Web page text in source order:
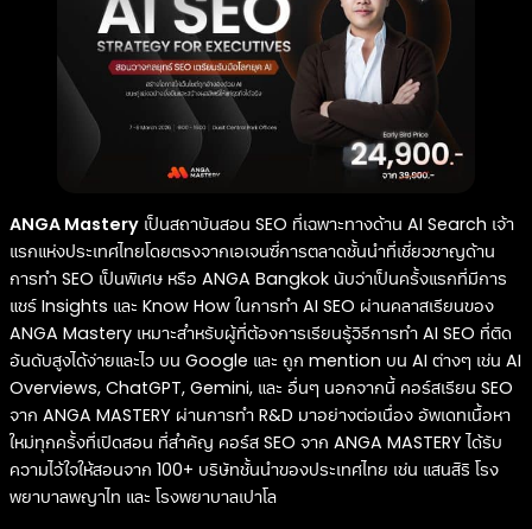
ANGA Mastery เป็นสถาบันสอน SEO ที่เฉพาะทางด้าน AI Search เจ้า
แรกแห่งประเทศไทยโดยตรงจากเอเจนซี่การตลาดชั้นนำที่เชี่ยวชาญด้าน
การทำ SEO เป็นพิเศษ หรือ ANGA Bangkok นับว่าเป็นครั้งแรกที่มีการ
แชร์ Insights และ Know How ในการทำ AI SEO ผ่านคลาสเรียนของ
ANGA Mastery เหมาะสำหรับผู้ที่ต้องการเรียนรู้วิธีการทำ AI SEO ที่ติด
อันดับสูงได้ง่ายและไว บน Google และ ถูก mention บน AI ต่างๆ เช่น AI
Overviews, ChatGPT, Gemini, และ อื่นๆ นอกจากนี้ คอร์สเรียน SEO
จาก ANGA MASTERY ผ่านการทำ R&D มาอย่างต่อเนื่อง อัพเดทเนื้อหา
ใหม่ทุกครั้งที่เปิดสอน ที่สำคัญ คอร์ส SEO จาก ANGA MASTERY ได้รับ
ความไว้ใจให้สอนจาก 100+ บริษัทชั้นนำของประเทศไทย เช่น แสนสิริ โรง
พยาบาลพญาไท และ โรงพยาบาลเปาโล